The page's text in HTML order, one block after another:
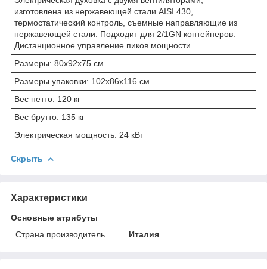
изготовлена из нержавеющей стали AISI 430,
термостатический контроль, съемные направляющие из
нержавеющей стали. Подходит для 2/1GN контейнеров.
Дистанционное управление пиков мощности.
Размеры: 80x92x75 см
Размеры упаковки: 102x86x116 см
Вес нетто: 120 кг
Вес брутто: 135 кг
Электрическая мощность: 24 кВт
Скрыть
Характеристики
Основные атрибуты
Страна производитель
Италия